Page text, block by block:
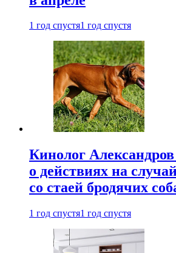
1 год спустя1 год спустя
Кинолог Александров
о действиях на
со стаей бродячих
1 год спустя1 год спустя